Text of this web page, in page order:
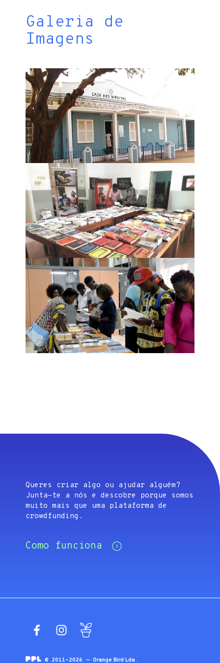
Galeria de
Imagens
Queres criar algo ou ajudar alguém?
Junta-te a nós e descobre porque somos
muito mais que uma plataforma de
crowdfunding.
Como funciona
FacebookInstagram
© 2011-2026 —Orange Bird Lda .